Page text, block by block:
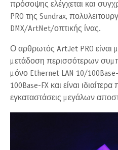
πρόσοψης ελέγχεται και
PRO της Sundrax,
DMX/ArtNet/οπτικής ίνας.
Ο αρθρωτός ArtJet PRO είναι
μετάδοση περισσότερων
μόνο Ethernet LAN 10/
100Base-FX και είναι ιδιαίτερα
εγκαταστάσεις μεγάλων